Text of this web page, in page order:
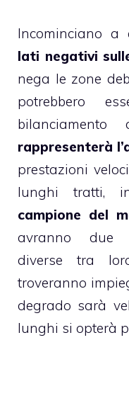
Incominciano a
lati negativi
nega le zone
potrebbero
bilanciamento
rappresenterà
prestazioni
lunghi tratti,
campione del
avranno due
diverse tra
troveranno
degrado sarà
lunghi si opterà